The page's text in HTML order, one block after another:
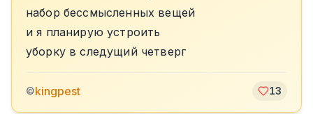
набор бессмысленных вещей
и я планирую устроить
уборку в следущий четверг
©kingpest 13